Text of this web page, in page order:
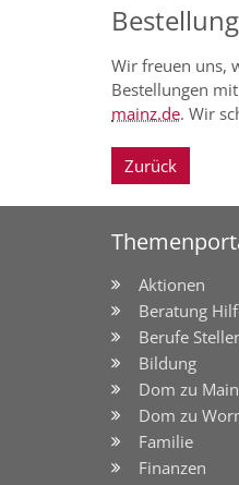
Wir freuen uns,
Bestellungen
mainz.de. Wir
Zurück
Aktionen
Beratung
Berufe
Bildung
Dom zu
Dom zu
Familie
Finanzen